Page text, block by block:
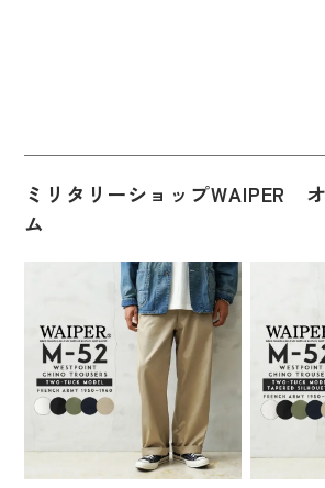
ミリタリーショップWAIPER
ム